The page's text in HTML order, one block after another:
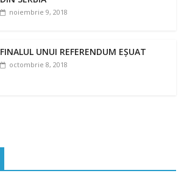
noiembrie 9, 2018
FINALUL UNUI REFERENDUM EȘUAT
octombrie 8, 2018